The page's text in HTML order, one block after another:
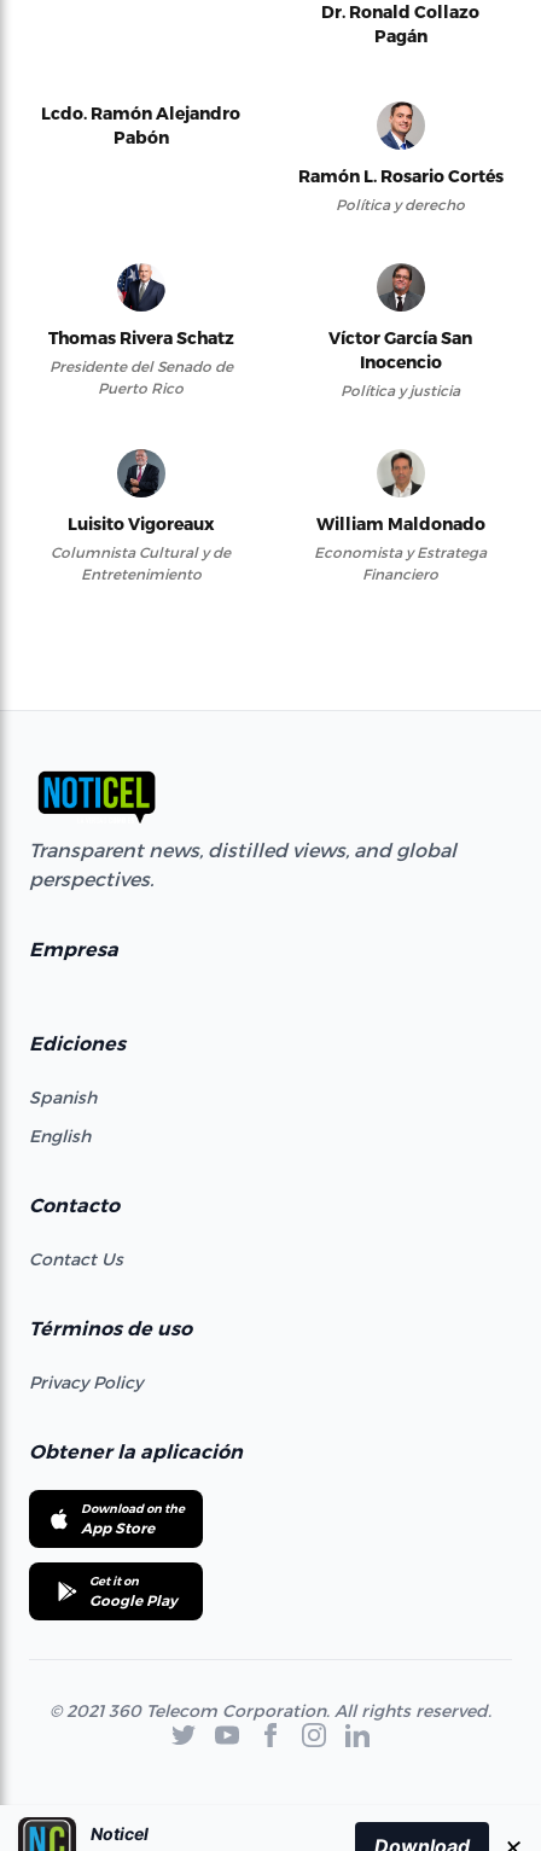
Dr. Ronald Collazo
Pagán
Lcdo. Ramón Alejandro
Pabón
Ramón L. Rosario Cortés
Política y derecho
Thomas Rivera Schatz
Presidente del Senado de
Puerto Rico
Víctor García San
Inocencio
Política y justicia
Luisito Vigoreaux
Columnista Cultural y de
Entretenimiento
William Maldonado
Economista y Estratega
Financiero
Transparent news, distilled views, and global
perspectives.
Empresa
Ediciones
Spanish
English
Contacto
Contact Us
Términos de uso
Privacy Policy
Obtener la aplicación
Download on the
App Store
Get it on
Google Play
© 2021 360 Telecom Corporation. All rights reserved.
Noticel
Download